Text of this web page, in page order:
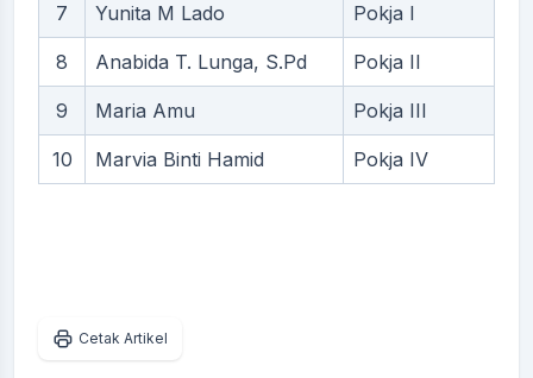
7 Yunita M Lado Pokja I
8 Anabida T. Lunga, S.Pd Pokja II
9 Maria Amu Pokja III
10 Marvia Binti Hamid Pokja IV
Cetak Artikel